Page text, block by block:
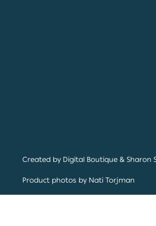
Created by Digital Boutique & Sharon
Product photos by Nati Torjman